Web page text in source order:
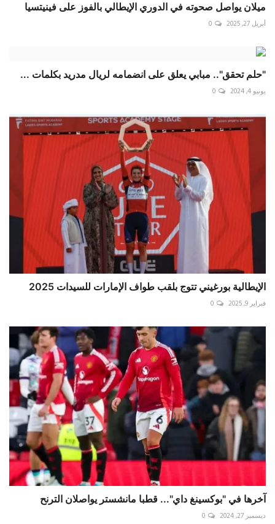
ميلان يواصل صحوته في الدوري الإيطالي بالفوز على فينيتسيا
أبريل 27, 2025 0
"حلم تحقق".. مبابي يعلق على انضمامه لريال مدريد بكلمات ...
يونيو 4, 2024 0
الإيطالية بورغيني تتوج بلقب طواف الإمارات للسيدات 2025
فبراير 9, 2025 0
آخرها في "بوكسينغ داي"... قطبا مانشستر يواصلان الترنح
ديسمبر 27, 2024 0